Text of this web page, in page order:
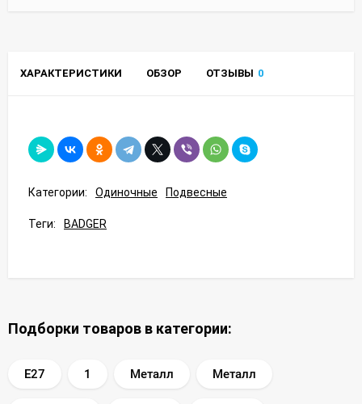
ХАРАКТЕРИСТИКИ ОБЗОР ОТЗЫВЫ 0
Категории: Одиночные Подвесные
Теги: BADGER
Подборки товаров в категории:
E27 1 Металл Металл